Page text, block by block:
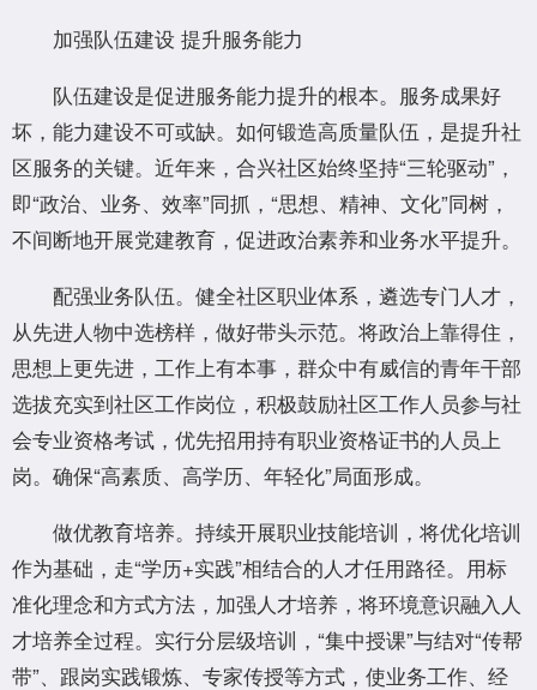
加强队伍建设 提升服务能力
队伍建设是促进服务能力提升的根本。服务成果好
坏，能力建设不可或缺。如何锻造高质量队伍，是提升社
区服务的关键。近年来，合兴社区始终坚持“三轮驱动”，
即“政治、业务、效率”同抓，“思想、精神、文化”同树，
不间断地开展党建教育，促进政治素养和业务水平提升。
配强业务队伍。健全社区职业体系，遴选专门人才，
从先进人物中选榜样，做好带头示范。将政治上靠得住，
思想上更先进，工作上有本事，群众中有威信的青年干部
选拔充实到社区工作岗位，积极鼓励社区工作人员参与社
会专业资格考试，优先招用持有职业资格证书的人员上
岗。确保“高素质、高学历、年轻化”局面形成。
做优教育培养。持续开展职业技能培训，将优化培训
作为基础，走“学历+实践”相结合的人才任用路径。用标
准化理念和方式方法，加强人才培养，将环境意识融入人
才培养全过程。实行分层级培训，“集中授课”与结对“传帮
带”、跟岗实践锻炼、专家传授等方式，使业务工作、经